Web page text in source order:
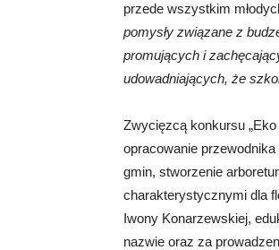
przede wszystkim
pomysły związane z
promujących i
udowadniających, że
Zwycięzcą konkursu
opracowanie
gmin, stworzenie
charakterystycznymi dla
Iwony Konarzewskiej,
nazwie oraz za